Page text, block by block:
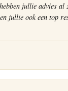
jullie advies
jullie ook een top